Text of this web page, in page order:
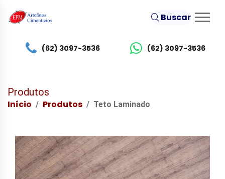
Buscar
(62) 3097-3536 (62) 3097-3536
Produtos
Início Produtos Teto Laminado